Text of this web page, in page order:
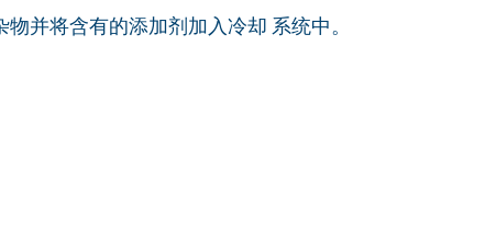
并将含有的添加剂加入冷却 系统中。